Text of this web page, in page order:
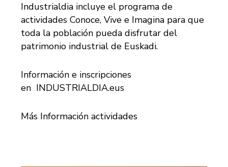
Industrialdia incluye el programa de
actividades Conoce, Vive e Imagina para que
toda la población pueda disfrutar del
patrimonio industrial de Euskadi.
Información e inscripciones
en INDUSTRIALDIA.eus
Más Información actividades